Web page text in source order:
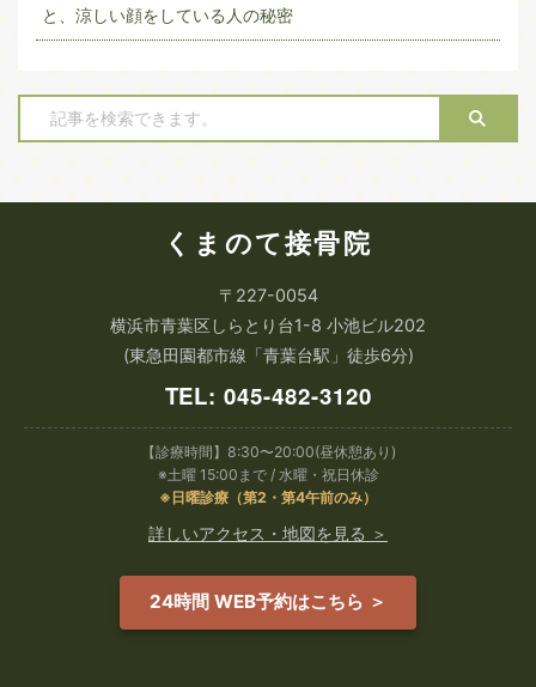
と、涼しい顔をしている人の秘密
くまのて接骨院
〒227-0054
横浜市青葉区しらとり台1-8 小池ビル202
(東急田園都市線「青葉台駅」徒歩6分)
TEL: 045-482-3120
【診療時間】8:30〜20:00(昼休憩あり)
※土曜 15:00まで / 水曜・祝日休診
※日曜診療（第2・第4午前のみ）
詳しいアクセス・地図を見る ＞
24時間 WEB予約はこちら ＞